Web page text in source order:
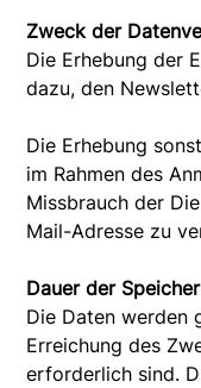
Zweck der
Die Erhebung der
dazu, den
Die Erhebung
im Rahmen des
Missbrauch der
Mail-Adresse zu
Dauer der
Die Daten werden
Erreichung des
erforderlich sind.